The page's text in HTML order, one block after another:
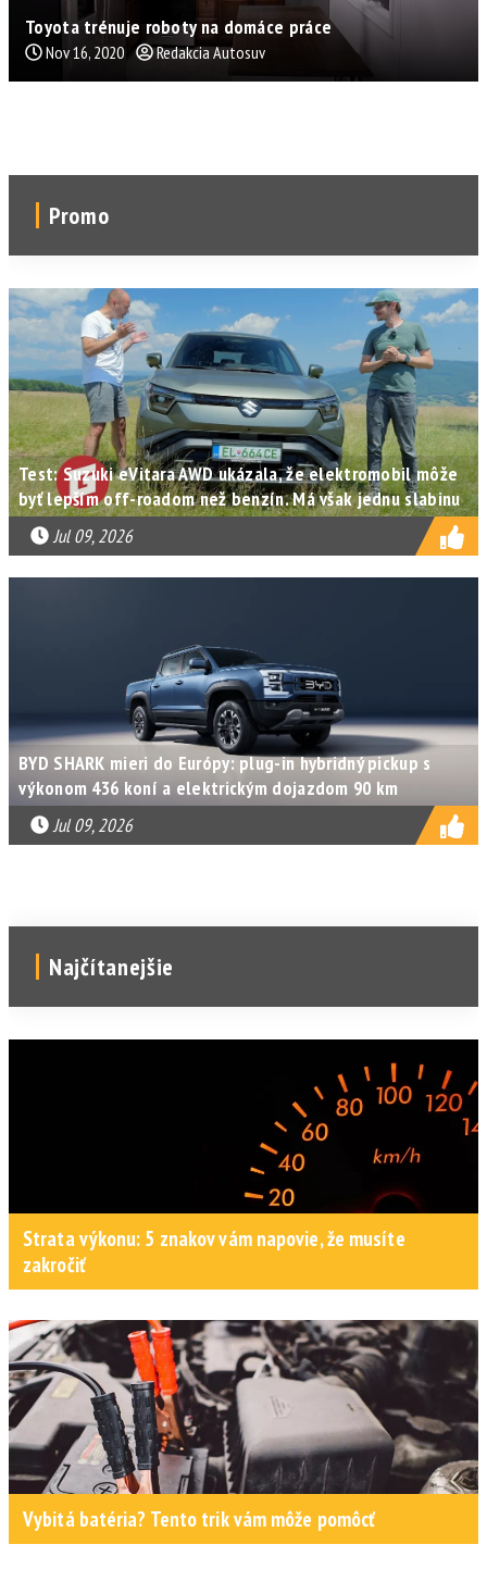
Toyota trénuje roboty na domáce práce
Nov 16, 2020 Redakcia Autosuv
Promo
Test: Suzuki eVitara AWD ukázala, že elektromobil môže
byť lepším off-roadom než benzín. Má však jednu slabinu
Jul 09, 2026
BYD SHARK mieri do Európy: plug-in hybridný pickup s
výkonom 436 koní a elektrickým dojazdom 90 km
Jul 09, 2026
Najčítanejšie
Strata výkonu: 5 znakov vám napovie, že musíte
zakročiť
Vybitá batéria? Tento trik vám môže pomôcť